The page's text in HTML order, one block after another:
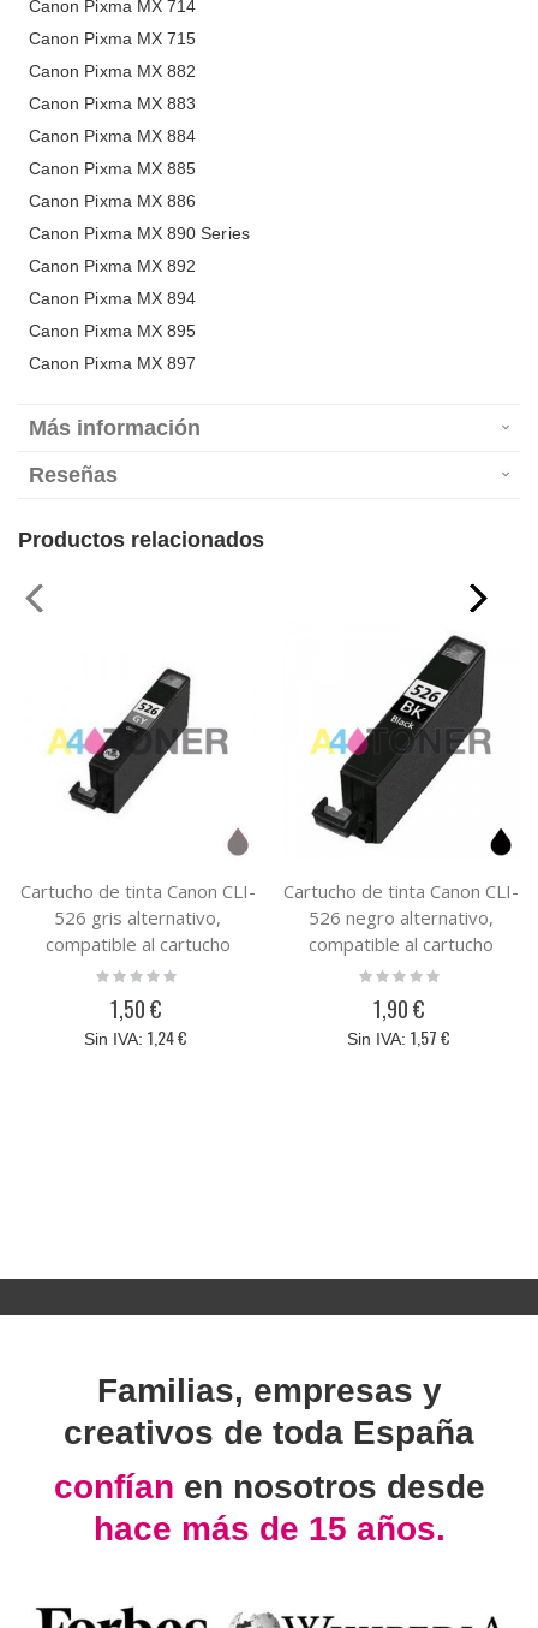
Canon Pixma MX 714
Canon Pixma MX 715
Canon Pixma MX 882
Canon Pixma MX 883
Canon Pixma MX 884
Canon Pixma MX 885
Canon Pixma MX 886
Canon Pixma MX 890 Series
Canon Pixma MX 892
Canon Pixma MX 894
Canon Pixma MX 895
Canon Pixma MX 897
Más información
Reseñas
Productos relacionados
Cartucho de tinta Canon CLI-
526 gris alternativo,
compatible al cartucho
original Canon 4544B001
Rating:
1,50 €
1,24 €
Cartucho de tinta Canon CLI-
526 negro alternativo,
compatible al cartucho
original Canon 4540B001
Rating:
1,90 €
1,57 €
Familias, empresas y
creativos de toda España
confían en nosotros desde
hace más de 15 años.